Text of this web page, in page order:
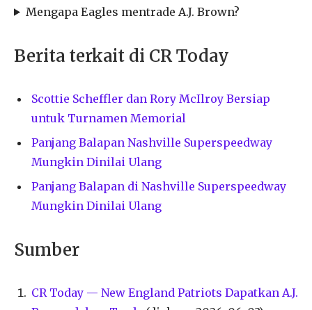
Mengapa Eagles mentrade A.J. Brown?
Berita terkait di CR Today
Scottie Scheffler dan Rory McIlroy Bersiap
untuk Turnamen Memorial
Panjang Balapan Nashville Superspeedway
Mungkin Dinilai Ulang
Panjang Balapan di Nashville Superspeedway
Mungkin Dinilai Ulang
Sumber
CR Today — New England Patriots Dapatkan A.J.